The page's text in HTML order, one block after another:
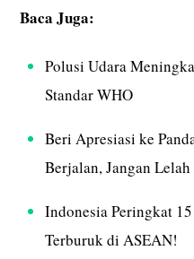
Baca Juga:
Polusi Udara
Standar WHO
Beri Apresiasi ke
Berjalan, Jangan Lelah
Indonesia Peringkat
Terburuk di ASEAN!